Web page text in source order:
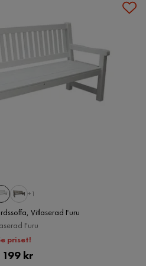
+1
Vitlaserad Furu
Furu
priset!
Pris
199 kr